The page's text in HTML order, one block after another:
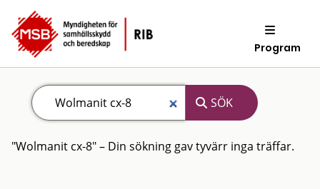
Program
"Wolmanit cx-8" – Din sökning gav tyvärr inga träffar.